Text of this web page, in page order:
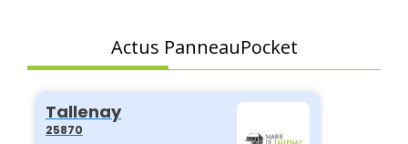
Actus PanneauPocket